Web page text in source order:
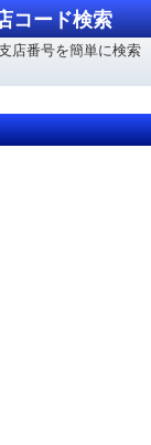
コード検索
店番号を簡単に検索